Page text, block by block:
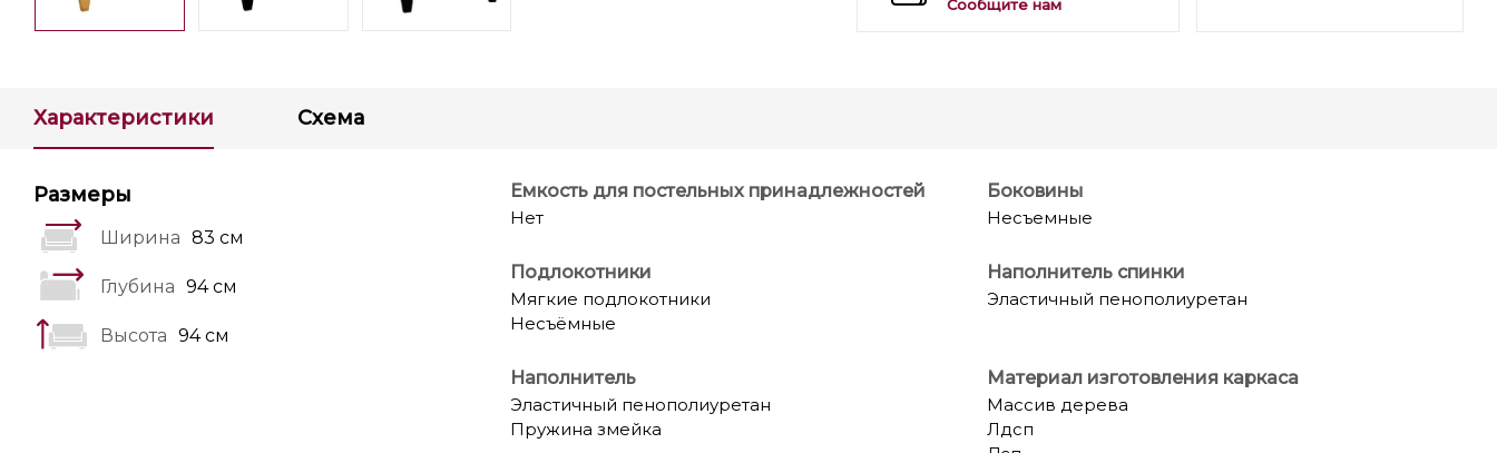
Сообщите нам
Характеристики Схема
Размеры
Ширина 83 см
Глубина 94 см
Высота 94 см
Емкость для постельных принадлежностей
Нет
Боковины
Несъемные
Подлокотники
Мягкие подлокотники
Несъёмные
Наполнитель спинки
Эластичный пенополиуретан
Наполнитель
Эластичный пенополиуретан
Пружина змейка
Материал изготовления каркаса
Массив дерева
Лдсп